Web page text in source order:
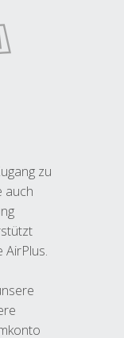
zu
auch
AirPlus.